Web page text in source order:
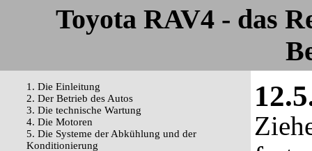
Toyota RAV4 - das
1. Die Einleitung
2. Der Betrieb des Autos
3. Die technische Wartung
4. Die Motoren
5. Die Systeme der Abkühlung und der
Konditionierung